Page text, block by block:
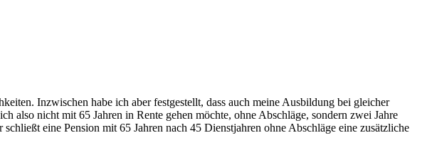
Inzwischen habe ich aber festgestellt, dass auch meine Ausbildung bei gleicher
also nicht mit 65 Jahren in Rente gehen möchte, ohne Abschläge, sondern zwei Jahre
eine Pension mit 65 Jahren nach 45 Dienstjahren ohne Abschläge eine zusätzliche